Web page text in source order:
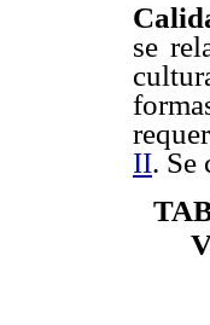
se
II. Se